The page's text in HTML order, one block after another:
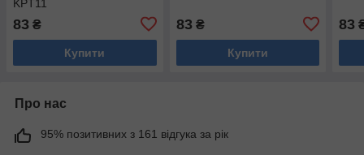
KPT11
83 ₴
Купити
83 ₴
Купити
83
Про нас
95% позитивних з 161 відгука за рік